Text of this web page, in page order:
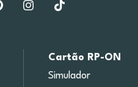
Cartão RP-ON
Simulador